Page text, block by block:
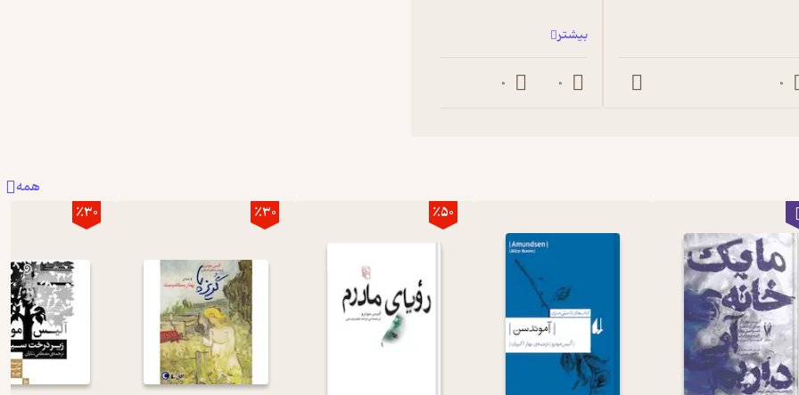
حرف می‌زند که با مردی خودخواه آشنا می‌شود و در میان این
تقریبا تمام زنان دنیا در آرزوی دست‌یابی به آن هستند، چیزی که
آن را به خوانندگان می‌دهند. در این داستان، شخصیت اصلی از این
مونرورا یک نویسنده‌ی فمینیست دانست. زیرا زنان در داستان‌های
می‌گیرند. این امر، نخستین قانون فمینیسم را نقض می‌کند.
0
بیشتر
0
0
همه
٪50 ٪30 ٪30